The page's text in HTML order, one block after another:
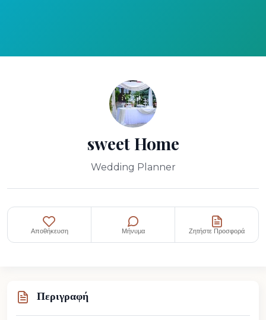
sweet Home
Wedding Planner
Αποθήκευση Μήνυμα Ζητήστε Προσφορά
Περιγραφή